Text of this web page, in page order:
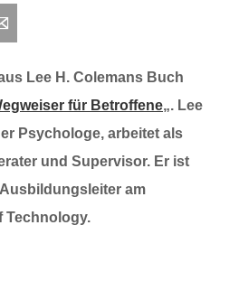
Lee H. Colemans Buch
für Betroffene„. Lee
Psychologe, arbeitet als
und Supervisor. Er ist
am
Technology.